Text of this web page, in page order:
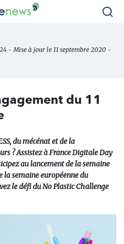
- Mise à jour le 11 septembre 2020 -
du 11
du mécénat et de la
? Assistez à France Digitale Day
au lancement de la semaine
la semaine européenne du
le défi du No Plastic Challenge